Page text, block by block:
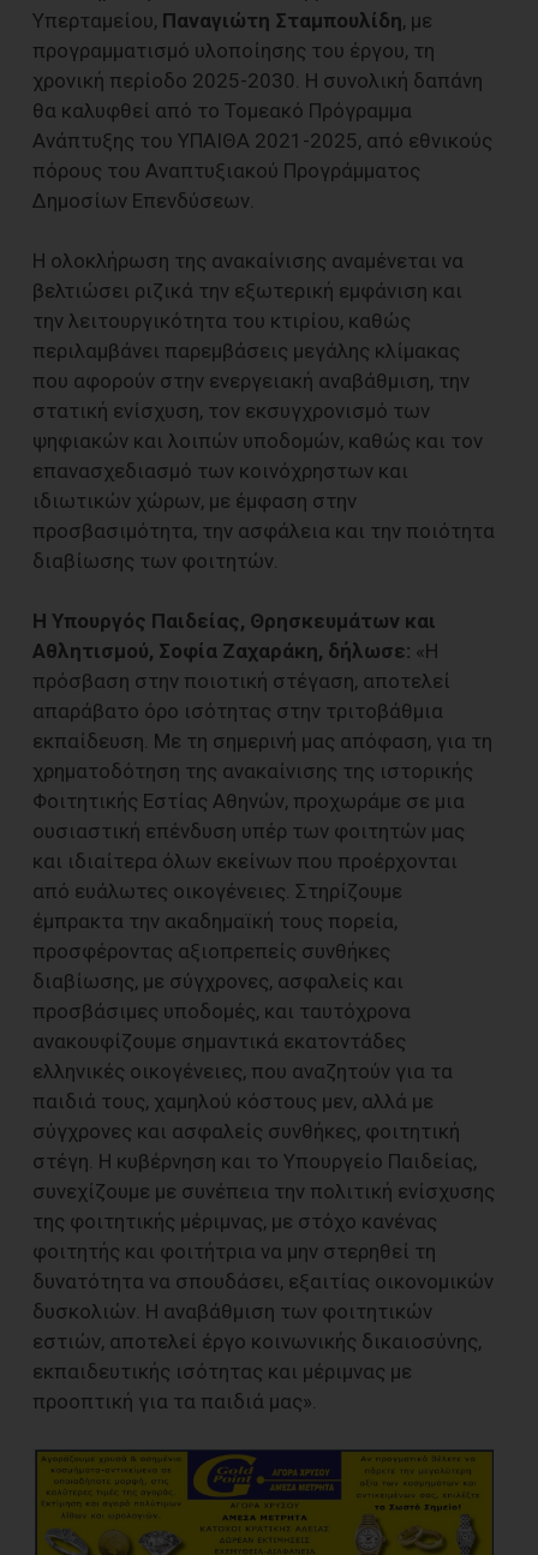
Υπερταμείου, Παναγιώτη Σταμπουλίδη, με
προγραμματισμό υλοποίησης του έργου, τη
χρονική περίοδο 2025-2030. Η συνολική δαπάνη
θα καλυφθεί από το Τομεακό Πρόγραμμα
Ανάπτυξης του ΥΠΑΙΘΑ 2021-2025, από εθνικούς
πόρους του Αναπτυξιακού Προγράμματος
Δημοσίων Επενδύσεων.
Η ολοκλήρωση της ανακαίνισης αναμένεται να
βελτιώσει ριζικά την εξωτερική εμφάνιση και
την λειτουργικότητα του κτιρίου, καθώς
περιλαμβάνει παρεμβάσεις μεγάλης κλίμακας
που αφορούν στην ενεργειακή αναβάθμιση, την
στατική ενίσχυση, τον εκσυγχρονισμό των
ψηφιακών και λοιπών υποδομών, καθώς και τον
επανασχεδιασμό των κοινόχρηστων και
ιδιωτικών χώρων, με έμφαση στην
προσβασιμότητα, την ασφάλεια και την ποιότητα
διαβίωσης των φοιτητών.
Η Υπουργός Παιδείας, Θρησκευμάτων και
Αθλητισμού, Σοφία Ζαχαράκη, δήλωσε: «Η
πρόσβαση στην ποιοτική στέγαση, αποτελεί
απαράβατο όρο ισότητας στην τριτοβάθμια
εκπαίδευση. Με τη σημερινή μας απόφαση, για τη
χρηματοδότηση της ανακαίνισης της ιστορικής
Φοιτητικής Εστίας Αθηνών, προχωράμε σε μια
ουσιαστική επένδυση υπέρ των φοιτητών μας
και ιδιαίτερα όλων εκείνων που προέρχονται
από ευάλωτες οικογένειες. Στηρίζουμε
έμπρακτα την ακαδημαϊκή τους πορεία,
προσφέροντας αξιοπρεπείς συνθήκες
διαβίωσης, με σύγχρονες, ασφαλείς και
προσβάσιμες υποδομές, και ταυτόχρονα
ανακουφίζουμε σημαντικά εκατοντάδες
ελληνικές οικογένειες, που αναζητούν για τα
παιδιά τους, χαμηλού κόστους μεν, αλλά με
σύγχρονες και ασφαλείς συνθήκες, φοιτητική
στέγη. Η κυβέρνηση και το Υπουργείο Παιδείας,
συνεχίζουμε με συνέπεια την πολιτική ενίσχυσης
της φοιτητικής μέριμνας, με στόχο κανένας
φοιτητής και φοιτήτρια να μην στερηθεί τη
δυνατότητα να σπουδάσει, εξαιτίας οικονομικών
δυσκολιών. Η αναβάθμιση των φοιτητικών
εστιών, αποτελεί έργο κοινωνικής δικαιοσύνης,
εκπαιδευτικής ισότητας και μέριμνας με
προοπτική για τα παιδιά μας».